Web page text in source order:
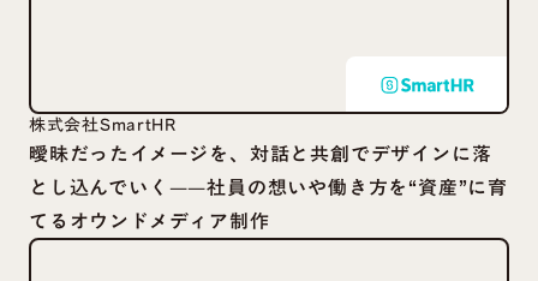
株式会社SmartHR
曖昧だったイメージを、対話と共創でデザインに落
とし込んでいく——社員の想いや働き方を“資産”に育
てるオウンドメディア制作